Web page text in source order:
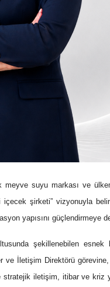
meyve suyu markası ve
içecek şirketi” vizyonuyla
yapısını güçlendirmeye
şekillenebilen
ve İletişim Direktörü görevine,
stratejik iletişim, itibar ve